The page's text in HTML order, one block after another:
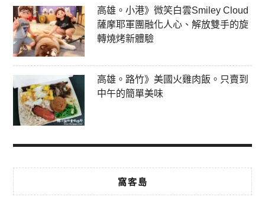
高雄。小港》微笑白雲Smiley Cloud
薩摩耶軍團融化人心、解放雙手的旋
轉燒烤新體驗
高雄。路竹》美國火雞肉飯。只賣到
中午的簡單美味
窩客島